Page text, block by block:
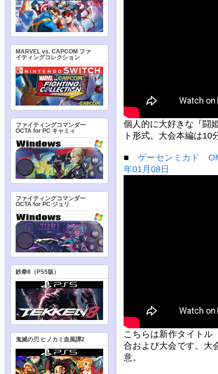
個人的に大好きな『闘
ト形式。大会本編は10
■ゲーセンミカド
年01月08日
こちらは新作タイトル
合および大会です。大
意。
MARVEL vs. CAPCOM ファ
イティングコレクション
ファイティングコマンダー
OCTA for PC キャミィ
ファイティングコマンダー
OCTA for PC ジュリ
鉄拳8（PS5版）
鬼滅の刃 ヒノカミ血風譚2